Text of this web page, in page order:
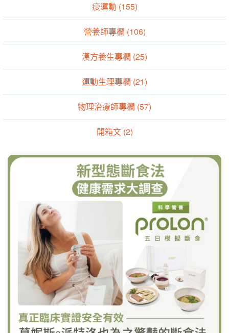
瘦運動 (155)
營養師專欄 (106)
漢方養生專欄 (25)
運動生理專欄 (21)
物理治療師專欄 (57)
開箱文 (2)